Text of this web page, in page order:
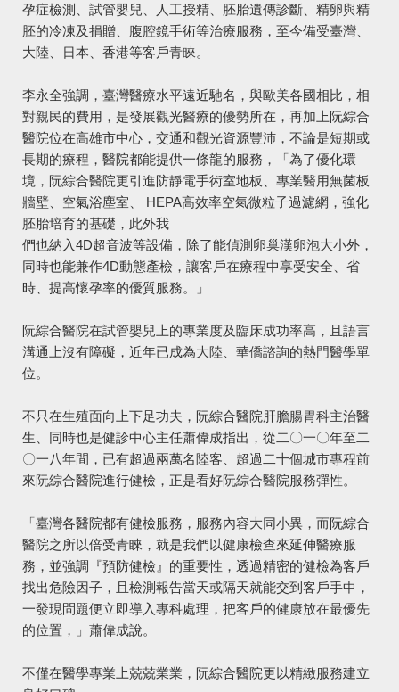
孕症檢測、試管嬰兒、人工授精、胚胎遺傳診斷、精卵與精
胚的冷凍及捐贈、腹腔鏡手術等治療服務，至今備受臺灣、
大陸、日本、香港等客戶青睞。
李永全強調，臺灣醫療水平遠近馳名，與歐美各國相比，相
對親民的費用，是發展觀光醫療的優勢所在，再加上阮綜合
醫院位在高雄市中心，交通和觀光資源豐沛，不論是短期或
長期的療程，醫院都能提供一條龍的服務，「為了優化環
境，阮綜合醫院更引進防靜電手術室地板、專業醫用無菌板
牆壁、空氣浴塵室、 HEPA高效率空氣微粒子過濾網，強化
胚胎培育的基礎，此外我
們也納入4D超音波等設備，除了能偵測卵巢漢卵泡大小外，
同時也能兼作4D動態產檢，讓客戶在療程中享受安全、省
時、提高懷孕率的優質服務。」
阮綜合醫院在試管嬰兒上的專業度及臨床成功率高，且語言
溝通上沒有障礙，近年已成為大陸、華僑諮詢的熱門醫學單
位。
不只在生殖面向上下足功夫，阮綜合醫院肝膽腸胃科主治醫
生、同時也是健診中心主任蕭偉成指出，從二〇一〇年至二
〇一八年間，已有超過兩萬名陸客、超過二十個城市專程前
來阮綜合醫院進行健檢，正是看好阮綜合醫院服務彈性。
「臺灣各醫院都有健檢服務，服務內容大同小異，而阮綜合
醫院之所以倍受青睞，就是我們以健康檢查來延伸醫療服
務，並強調『預防健檢』的重要性，透過精密的健檢為客戶
找出危險因子，且檢測報告當天或隔天就能交到客戶手中，
一發現問題便立即導入專科處理，把客戶的健康放在最優先
的位置，」蕭偉成說。
不僅在醫學專業上兢兢業業，阮綜合醫院更以精緻服務建立